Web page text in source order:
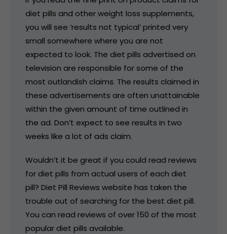
diet pills and other weight loss supplements,
you will see ‘results not typical’ printed very
small somewhere where you are not
expected to look. The diet pills advertised on
television are responsible for some of the
most outlandish claims. The results claimed in
these advertisements are often unattainable
within the given amount of time outlined in
the ad. Don’t expect to see results in two
weeks like a lot of ads claim.
Wouldn’t it be great if you could read reviews
for diet pills from actual users of each diet
pill? Diet Pill Reviews website has taken the
trouble out of searching for the best diet pill.
You can read reviews of over 150 of the most
popular diet pills available.